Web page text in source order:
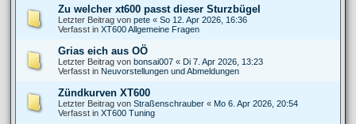
Zu welcher xt600 passt dieser Sturzbügel
Letzter Beitrag von pete « So 12. Apr 2026, 16:36
Verfasst in XT600 Allgemeine Fragen
Grias eich aus OÖ
Letzter Beitrag von bonsai007 « Di 7. Apr 2026, 13:23
Verfasst in Neuvorstellungen und Abmeldungen
Zündkurven XT600
Letzter Beitrag von Straßenschrauber « Mo 6. Apr 2026, 20:54
Verfasst in XT600 Tuning